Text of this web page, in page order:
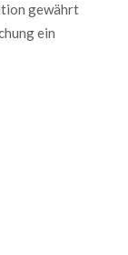
gewährt
ein